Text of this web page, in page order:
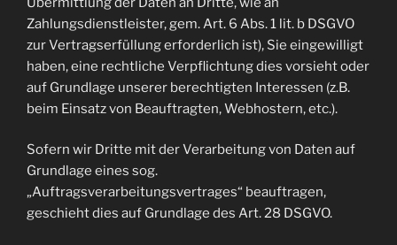
Zahlungsdienstleister, gem. Art. 6 Abs. 1 lit. b DSGVO
zur Vertragserfüllung erforderlich ist), Sie eingewilligt
haben, eine rechtliche Verpflichtung dies vorsieht oder
auf Grundlage unserer berechtigten Interessen (z.B.
beim Einsatz von Beauftragten, Webhostern, etc.).
Sofern wir Dritte mit der Verarbeitung von Daten auf
Grundlage eines sog.
„Auftragsverarbeitungsvertrages“ beauftragen,
geschieht dies auf Grundlage des Art. 28 DSGVO.